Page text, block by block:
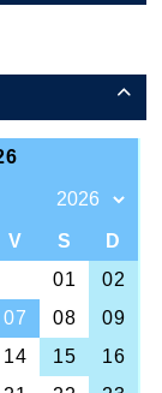
